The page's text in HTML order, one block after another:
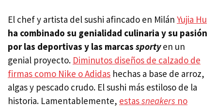
El chef y artista del sushi afincado en Milán Yujia Hu
ha combinado su genialidad culinaria y su pasión
por las deportivas y las marcas sportyen un
genial proyecto. Diminutos diseños de calzado de
firmas como Nike o Adidas hechas a base de arroz,
algas y pescado crudo. El sushi más estiloso de la
historia. Lamentablemente, estassneakers no